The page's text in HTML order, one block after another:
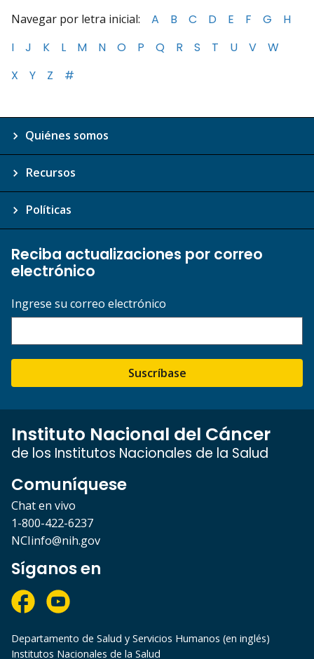
Navegar por letra inicial: A B C D E F G
H
I
J K L M N O P Q R S T U V
W
X
Y Z #
Quiénes somos
Recursos
Políticas
Reciba actualizaciones por correo
electrónico
Ingrese su correo electrónico
Suscríbase
Instituto Nacional del Cáncer
de los Institutos Nacionales de la Salud
Comuníquese
Chat en vivo
1-800-422-6237
NCIinfo@nih.gov
Síganos en
Departamento de Salud y Servicios Humanos (en inglés)
Institutos Nacionales de la Salud